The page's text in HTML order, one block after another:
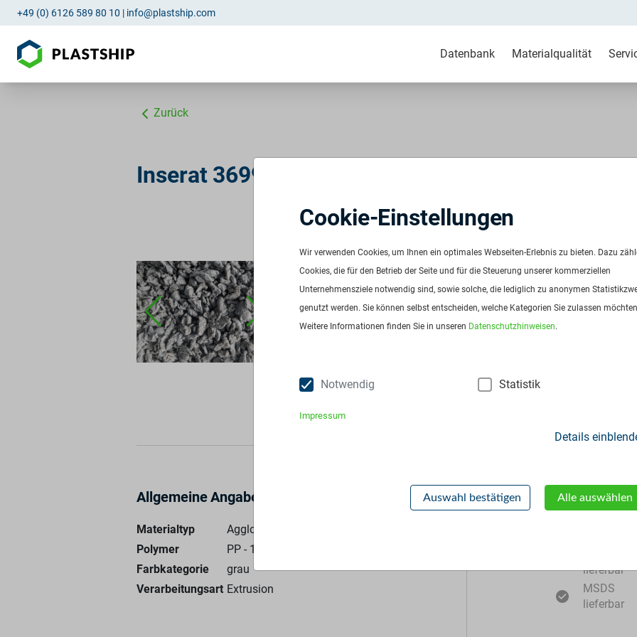
+49 (0) 6126 589 80 10 | info@plastship.com
Datenbank Materialqualität
Zurück
Inserat 3699: PP pre consumer grau
PP Agglomerat ex Folie bedampft
Verfügbar ab:Sofort
Frequenz:
Standardverpackung/Bereitstellungsart: Big Bags
Anfrage stellen
Allgemeine Angaben
Materialtyp
Agglomerat
Polymer
PP - 100%
Farbkategorie
grau
Verarbeitungsart Extrusion
Zusätzliche
lieferbar
MSDS
lieferbar
Cookie-Einstellungen
Wir verwenden Cookies, um Ihnen ein optimales Webseiten-Erlebnis zu bieten. Dazu
Cookies, die für den Betrieb der Seite und für die Steuerung unserer kommerziellen
Unternehmensziele notwendig sind, sowie solche, die lediglich zu anonymen
genutzt werden. Sie können selbst entscheiden, welche Kategorien Sie zulassen
Weitere Informationen finden Sie in unseren Datenschutzhinweisen.
Notwendig Statistik
Impressum
Details
Auswahl bestätigen Alle auswählen